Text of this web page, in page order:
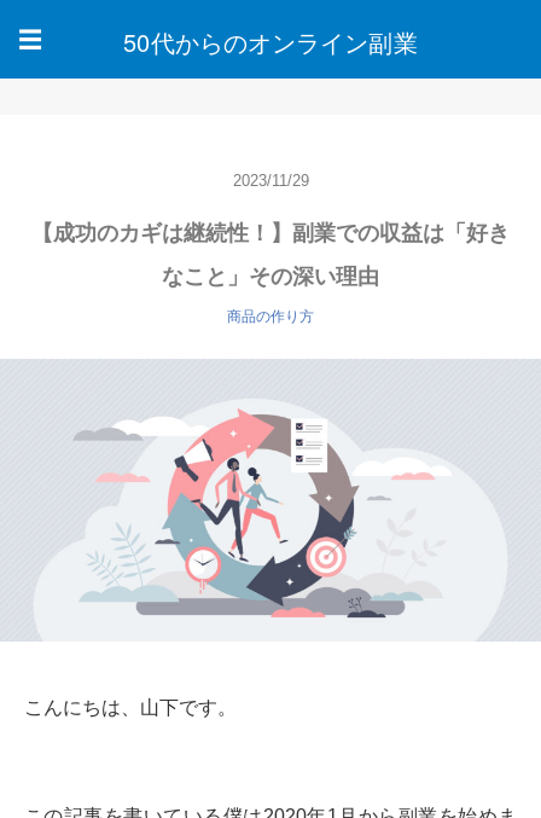
☰ 50代からのオンライン副業
2023/11/29
【成功のカギは継続性！】副業での収益は「好き
なこと」その深い理由
商品の作り方
こんにちは、山下です。